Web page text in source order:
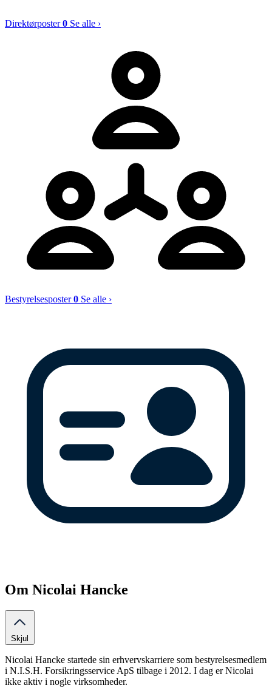
Direktørposter0 Se alle ›
Bestyrelsesposter0 Se alle ›
Om Nicolai Hancke
Skjul
Nicolai Hancke startede sin erhvervskarriere som bestyrelsesmedlem
i N.I.S.H. Forsikringsservice ApS tilbage i 2012. I dag er Nicolai
ikke aktiv i nogle virksomheder.